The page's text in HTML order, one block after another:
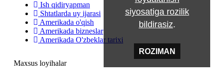
Ish qidiryapman
Shtatlarda uy ijarasi
Amerikada o'qish
Amerikada bizneslar
Amerikada O'zbeklar tarixi
Maxsus loyihalar
siyosatiga rozilik
bildirasiz.
ROZIMAN